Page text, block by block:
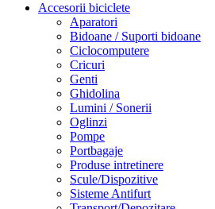
Accesorii biciclete
Aparatori
Bidoane / Suporti bidoane
Ciclocomputere
Cricuri
Genti
Ghidolina
Lumini / Sonerii
Oglinzi
Pompe
Portbagaje
Produse intretinere
Scule/Dispozitive
Sisteme Antifurt